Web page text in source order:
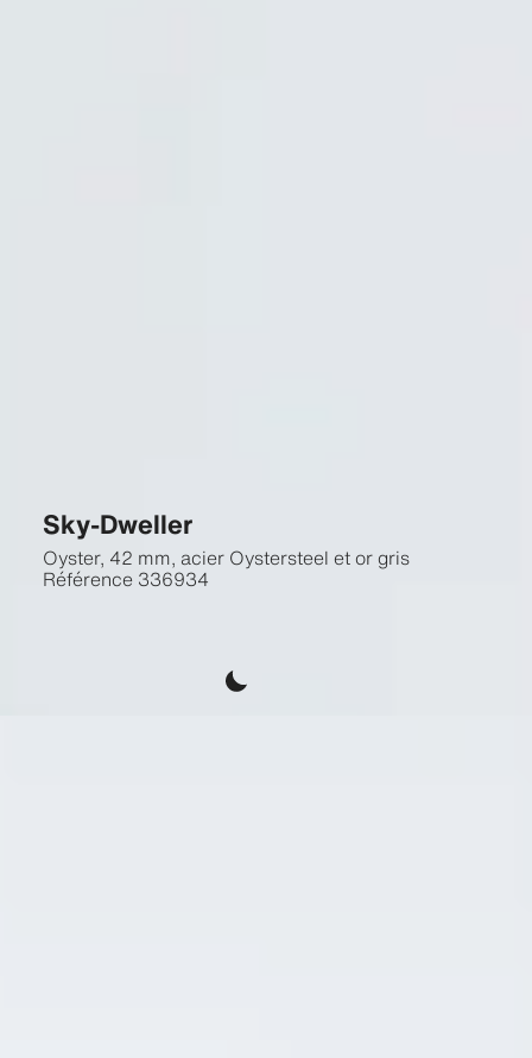
Sky-Dweller
Oyster, 42 mm, acier Oystersteel et or gris
Référence 336934